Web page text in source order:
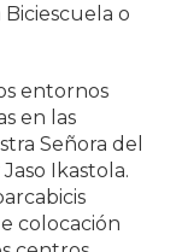
o
entornos
en las
Señora del
Ikastola.
colocación